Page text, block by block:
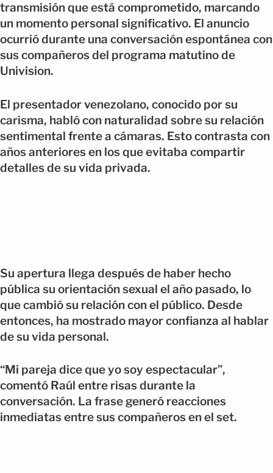
transmisión que está comprometido, marcando
un momento personal significativo. El anuncio
ocurrió durante una conversación espontánea con
sus compañeros del programa matutino de
Univision.
El presentador venezolano, conocido por su
carisma, habló con naturalidad sobre su relación
sentimental frente a cámaras. Esto contrasta con
años anteriores en los que evitaba compartir
detalles de su vida privada.
Su apertura llega después de haber hecho
pública su orientación sexual el año pasado, lo
que cambió su relación con el público. Desde
entonces, ha mostrado mayor confianza al hablar
de su vida personal.
“Mi pareja dice que yo soy espectacular”,
comentó Raúl entre risas durante la
conversación. La frase generó reacciones
inmediatas entre sus compañeros en el set.